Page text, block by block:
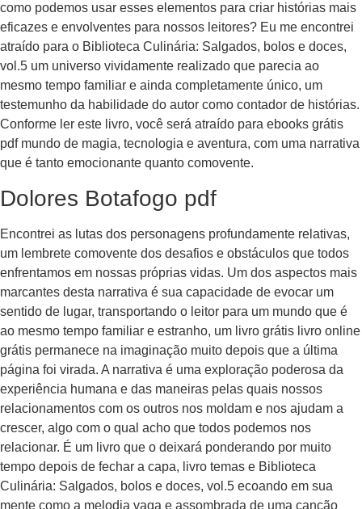
como podemos usar esses elementos para criar histórias mais
eficazes e envolventes para nossos leitores? Eu me encontrei
atraído para o Biblioteca Culinária: Salgados, bolos e doces,
vol.5 um universo vividamente realizado que parecia ao
mesmo tempo familiar e ainda completamente único, um
testemunho da habilidade do autor como contador de histórias.
Conforme ler este livro, você será atraído para ebooks grátis
pdf mundo de magia, tecnologia e aventura, com uma narrativa
que é tanto emocionante quanto comovente.
Dolores Botafogo pdf
Encontrei as lutas dos personagens profundamente relativas,
um lembrete comovente dos desafios e obstáculos que todos
enfrentamos em nossas próprias vidas. Um dos aspectos mais
marcantes desta narrativa é sua capacidade de evocar um
sentido de lugar, transportando o leitor para um mundo que é
ao mesmo tempo familiar e estranho, um livro grátis livro online
grátis permanece na imaginação muito depois que a última
página foi virada. A narrativa é uma exploração poderosa da
experiência humana e das maneiras pelas quais nossos
relacionamentos com os outros nos moldam e nos ajudam a
crescer, algo com o qual acho que todos podemos nos
relacionar. É um livro que o deixará ponderando por muito
tempo depois de fechar a capa, livro temas e Biblioteca
Culinária: Salgados, bolos e doces, vol.5 ecoando em sua
mente como a melodia vaga e assombrada de uma canção